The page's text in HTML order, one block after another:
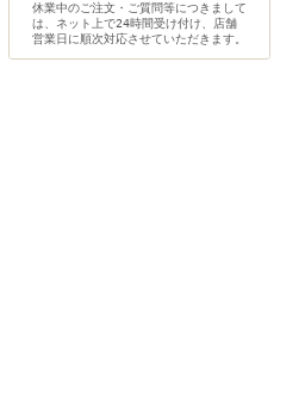
休業中のご注文・ご質問等につきまして
は、ネット上で24時間受け付け、店舗
営業日に順次対応させていただきます。